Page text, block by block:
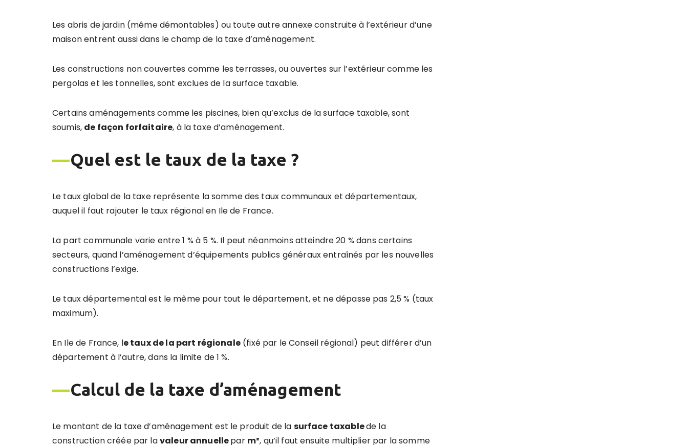
Les abris de jardin (même démontables) ou toute autre annexe construite à l’extérieur d’une
maison entrent aussi dans le champ de la taxe d’aménagement.
Les constructions non couvertes comme les terrasses, ou ouvertes sur l’extérieur comme les
pergolas et les tonnelles, sont exclues de la surface taxable.
Certains aménagements comme les piscines, bien qu’exclus de la surface taxable, sont
soumis, de façon forfaitaire, à la taxe d’aménagement.
—Quel est le taux de la taxe ?
Le taux global de la taxe représente la somme des taux communaux et départementaux,
auquel il faut rajouter le taux régional en Ile de France.
La part communale varie entre 1 % à 5 %. Il peut néanmoins atteindre 20 % dans certains
secteurs, quand l’aménagement d’équipements publics généraux entraînés par les nouvelles
constructions l’exige.
Le taux départemental est le même pour tout le département, et ne dépasse pas 2,5 % (taux
maximum).
En Ile de France, le taux de la part régionale(fixé par le Conseil régional) peut différer d’un
département à l’autre, dans la limite de 1 %.
—Calcul de la taxe d’aménagement
Le montant de la taxe d’aménagement est le produit de la surface taxablede la
construction créée par lavaleur annuellepar m², qu’il faut ensuite multiplier par la somme